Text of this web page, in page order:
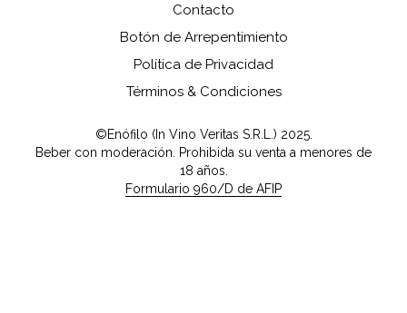
Contacto
Botón de Arrepentimiento
Política de Privacidad
Términos & Condiciones
©Enófilo (In Vino Veritas S.R.L.) 2025.
Beber con moderación. Prohibida su venta a menores de
18 años.
Formulario 960/D de AFIP